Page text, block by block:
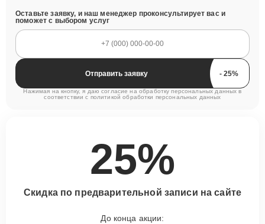
Оставьте заявку, и наш менеджер проконсультирует вас и
поможет с выбором услуг
Отправить заявку
Нажимая на кнопку, я даю согласие на обработку персональных данных в
соответствии с политикой обработки персональных данных
25%
Скидка по предварительной записи на сайте
До конца акции: